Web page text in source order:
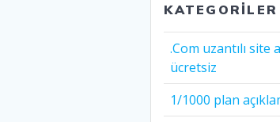
KATEGORILER
.Com uzantılı site
ücretsiz
1/1000 plan